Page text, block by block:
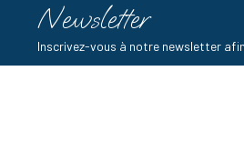
Newsletter
Inscrivez-vous à notre newsletter